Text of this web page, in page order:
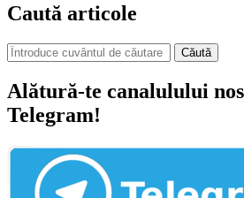
Caută articole
Căută
Alătură-te canalulului
Telegram!